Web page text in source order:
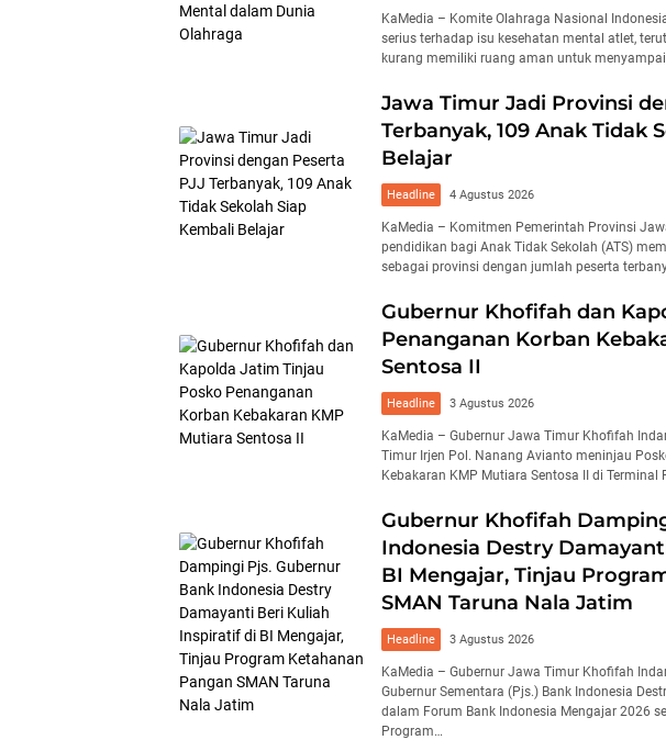
KaMedia – Komite Olahraga Nasional
serius terhadap isu kesehatan mental atlet,
kurang memiliki ruang aman untuk
Jawa Timur Jadi Provinsi
Terbanyak, 109 Anak Tidak
Belajar
Headline 4 Agustus 2026
KaMedia – Komitmen Pemerintah Provinsi
pendidikan bagi Anak Tidak Sekolah (ATS)
sebagai provinsi dengan jumlah peserta
Gubernur Khofifah dan
Penanganan Korban
Sentosa II
Headline 3 Agustus 2026
KaMedia – Gubernur Jawa Timur Khofifah
Timur Irjen Pol. Nanang Avianto meninjau
Kebakaran KMP Mutiara Sentosa II di Terminal
Gubernur Khofifah
Indonesia Destry
BI Mengajar, Tinjau
SMAN Taruna Nala Jatim
Headline 3 Agustus 2026
KaMedia – Gubernur Jawa Timur Khofifah
Gubernur Sementara (Pjs.) Bank Indonesia
dalam Forum Bank Indonesia Mengajar 2026
Program…